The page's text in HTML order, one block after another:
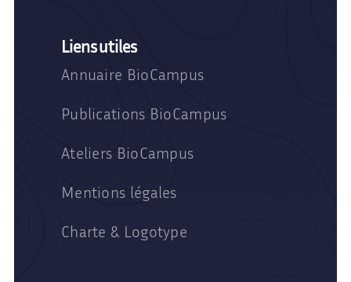
Liens utiles
Annuaire BioCampus
Publications BioCampus
Ateliers BioCampus
Mentions légales
Charte & Logotype